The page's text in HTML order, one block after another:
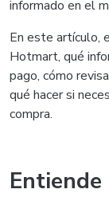
informado en el
En este artículo,
Hotmart, qué
pago, cómo
qué hacer si
compra.